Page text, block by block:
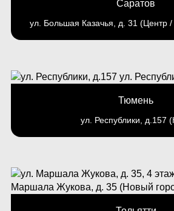
Саратов
ул. Большая Казачья, д. 31 (Центр
Тюмень
ул. Республики, д.157